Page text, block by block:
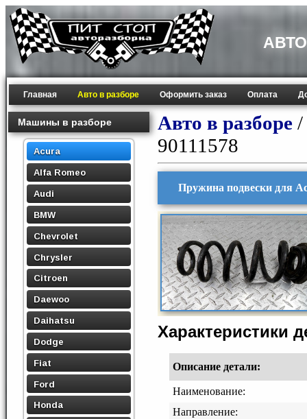
Главная Авто в разборе Оформить заказ Оплата
Машины в разборе
Acura
Alfa Romeo
Audi
BMW
Chevrolet
Chrysler
Citroen
Daewoo
Daihatsu
Dodge
Fiat
Ford
Honda
Авто в разборе /
90111578
Пружина подвески для
Характеристики
Описание детали:
Наименование:
Направление: